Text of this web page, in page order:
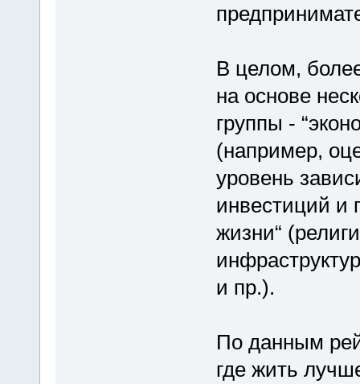
В целом,
на основе
группы -
(например,
уровень
инвестиций и
жизни“
и пр.).
По данным
где жить